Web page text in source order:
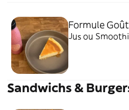
Formule
Jus ou
Sandwichs &